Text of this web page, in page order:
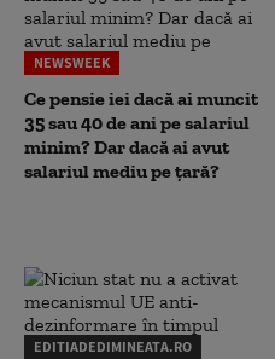
NEWSWEEK
Ce pensie iei dacă ai muncit
35 sau 40 de ani pe salariul
minim? Dar dacă ai avut
salariul mediu pe țară?
EDITIADEDIMINEATA.RO